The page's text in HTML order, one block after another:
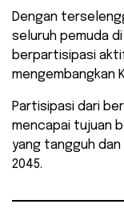
Dengan
seluruh pemuda
berpartisipasi
mengembangkan
Partisipasi dari
mencapai tujuan
yang tangguh dan
2045.